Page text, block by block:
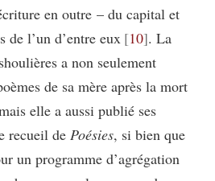
en outre – du capital et
de l’un d’entre eux 10 . La
a non seulement
de sa mère après la mort
elle a aussi publié ses
recueil de Poésies, si bien que
un programme d’agrégation